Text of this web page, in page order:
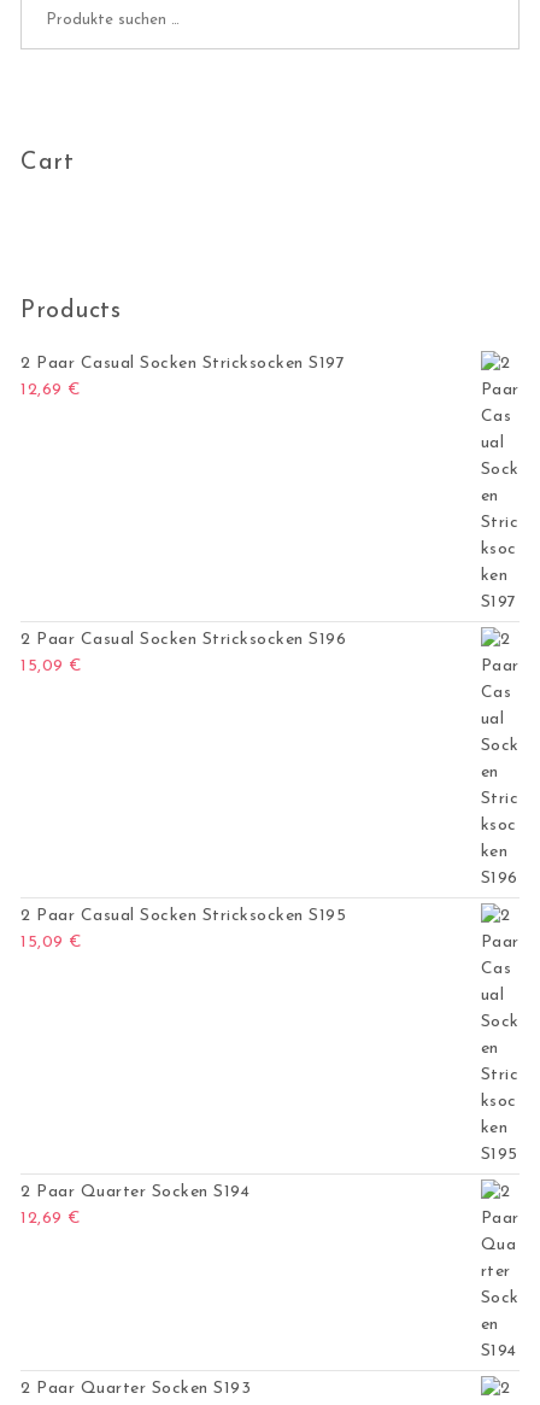
Cart
Products
2 Paar Casual Socken Stricksocken S197
12,69 €
2 Paar Casual Socken Stricksocken S196
15,09 €
2 Paar Casual Socken Stricksocken S195
15,09 €
2 Paar Quarter Socken S194
12,69 €
2 Paar Quarter Socken S193